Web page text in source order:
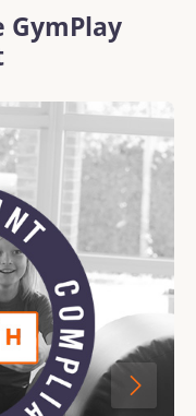
GymPlay